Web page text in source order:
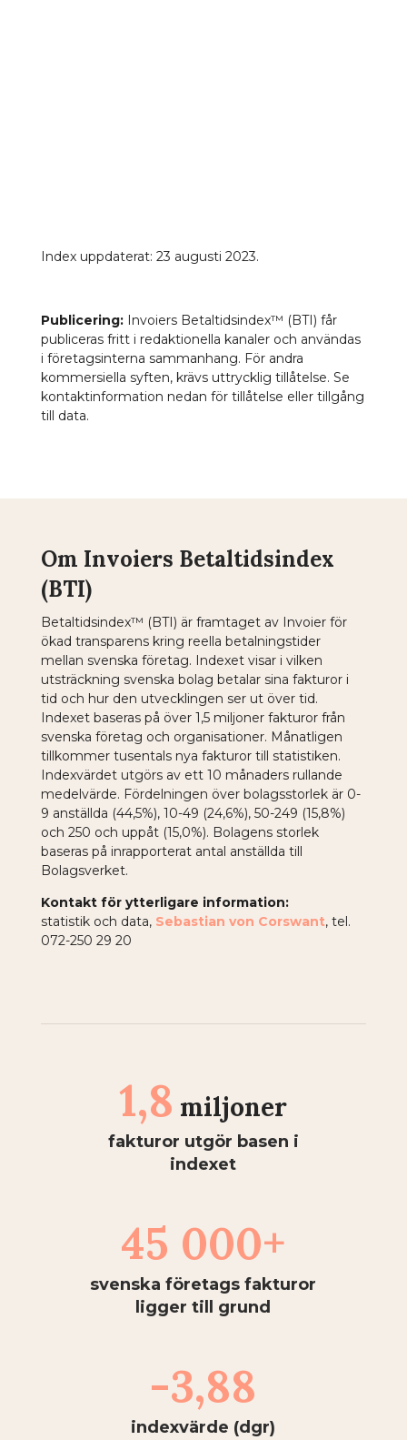
Index uppdaterat: 23 augusti 2023.
Publicering:Invoiers Betaltidsindex™ (BTI) får
publiceras fritt i redaktionella kanaler och användas
i företagsinterna sammanhang. För andra
kommersiella syften, krävs uttrycklig tillåtelse. Se
kontaktinformation nedan för tillåtelse eller tillgång
till data.
Om Invoiers Betaltidsindex
(BTI)
Betaltidsindex™ (BTI) är framtaget av Invoier för
ökad transparens kring reella betalningstider
mellan svenska företag. Indexet visar i vilken
utsträckning svenska bolag betalar sina fakturor i
tid och hur den utvecklingen ser ut över tid.
Indexet baseras på över 1,5 miljoner fakturor från
svenska företag och organisationer. Månatligen
tillkommer tusentals nya fakturor till statistiken.
Indexvärdet utgörs av ett 10 månaders rullande
medelvärde. Fördelningen över bolagsstorlek är 0-
9 anställda (44,5%), 10-49 (24,6%), 50-249 (15,8%)
och 250 och uppåt (15,0%). Bolagens storlek
baseras på inrapporterat antal anställda till
Bolagsverket.
Kontakt för ytterligare information:
statistik och data, Sebastian von Corswant, tel.
072-250 29 20
1,8 miljoner
fakturor utgör basen i
indexet
45 000+
svenska företags fakturor
ligger till grund
-3,88
indexvärde (dgr)